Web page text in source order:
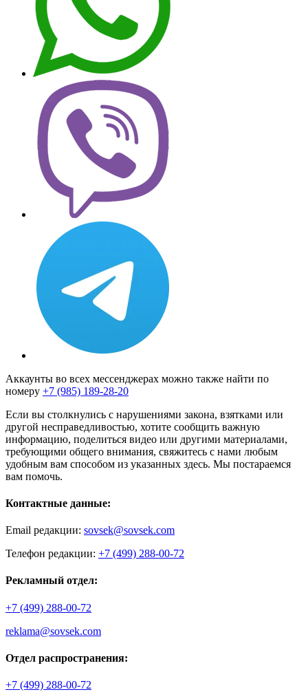
Аккаунты во всех мессенджерах можно также найти по
номеру +7 (985) 189-28-20
Если вы столкнулись с нарушениями закона, взятками или
другой несправедливостью, хотите сообщить важную
информацию, поделиться видео или другими материалами,
требующими общего внимания, свяжитесь с нами любым
удобным вам способом из указанных здесь. Мы постараемся
вам помочь.
Контактные данные:
Email редакции: sovsek@sovsek.com
Телефон редакции: +7 (499) 288-00-72
Рекламный отдел:
+7 (499) 288-00-72
reklama@sovsek.com
Отдел распространения:
+7 (499) 288-00-72